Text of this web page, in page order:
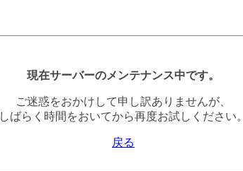
現在サーバーのメンテナンス中です。
ご迷惑をおかけして申し訳ありませんが、
しばらく時間をおいてから再度お試しください。
戻る